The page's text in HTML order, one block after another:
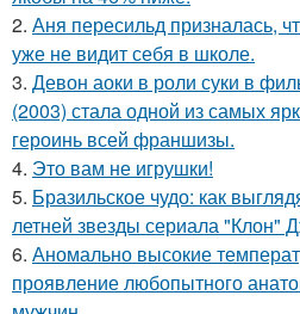
2. Аня пересильд призналась,
уже не видит себя в школе.
3. Девон аоки в роли суки в
(2003) стала одной из самых
героинь всей франшизы.
4. Это вам не игрушки!
5. Бразильское чудо: как
летней звезды сериала "Клон"
6. Аномально высокие
проявление любопытного